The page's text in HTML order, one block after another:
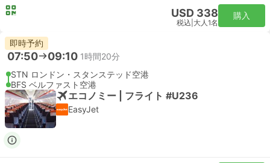
USD 338
税込 大人1名
購入
即時予約
07:50 09:10 1時間20分
STN ロンドン・スタンステッド空港
BFS ベルファスト空港
エコノミー | フライト #U236
EasyJet